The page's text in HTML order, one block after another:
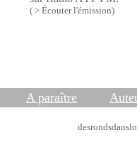
( > Écouter l'émission)
A paraître